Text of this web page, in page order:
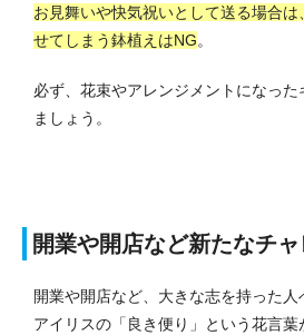
お見舞いや快気祝いとして送る場合は
せてしまう鉢植えはNG。
必ず、花束やアレンジメントになった
ましょう。
開業や開店など新たなチ
開業や開店など、大きな志を持った人
アイリスの「良き便り」という花言葉